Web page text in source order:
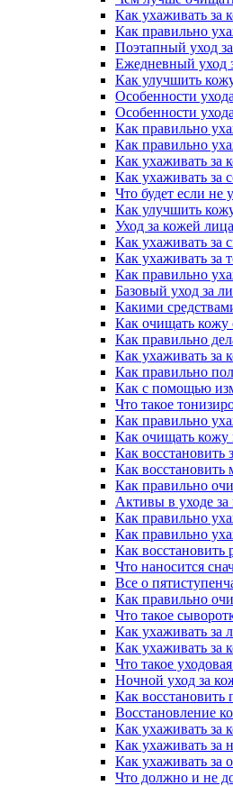
Как ухаживать за
Как правильно
Поэтапный уход
Ежедневный уход
Как улучшить
Особенности
Особенности
Как правильно
Как правильно
Как ухаживать за
Как ухаживать за
Что будет если не
Как улучшить
Уход за кожей
Как ухаживать за
Как ухаживать за
Как правильно
Базовый уход за
Какими
Как очищать кожу
Как правильно
Как ухаживать за
Как правильно
Как с помощью
Что такое
Как правильно
Как очищать кожу
Как
Как
Как правильно
Активы в уходе
Как правильно
Как правильно
Как восстановить
Что наносится
Все о
Как правильно
Что такое
Как ухаживать за
Как ухаживать за
Что такое
Ночной уход за
Как
Восстановление
Как ухаживать за
Как ухаживать за
Как ухаживать за
Что должно и не